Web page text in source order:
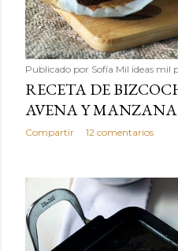
Publicado por Sofía Mil ideas mil
RECETA DE
AVENA Y MANZANA
Compartir 12 comentarios